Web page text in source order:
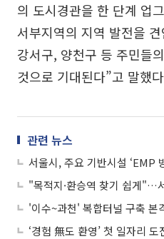
의 도시경관을 한 단계 업
서부지역의 지역 발전을
강서구, 양천구 등 주민들
것으로 기대된다”고 말했
관련 뉴스
'이수~과천' 복합터널 구축
‘경험 無도 환영’ 첫 일자리 도